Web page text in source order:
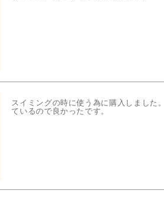
スイミングの時に使う為に購入しました
ているので良かったです。